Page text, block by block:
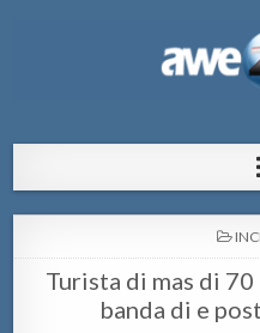
pa
Turista di mas di 70
banda di e